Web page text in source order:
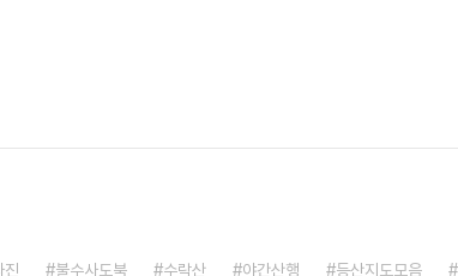
진 불수사도북 수락산 야간산행 등산지도모음